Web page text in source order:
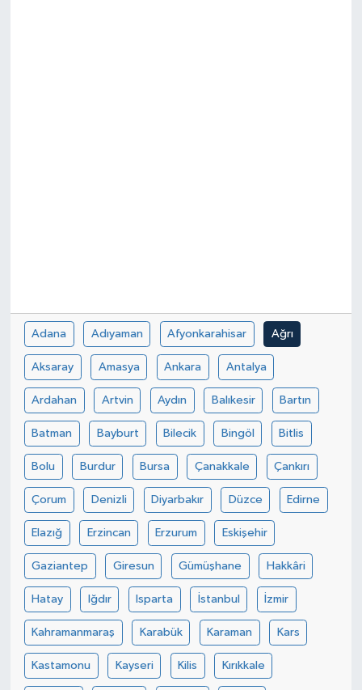
Adana Adıyaman Afyonkarahisar Ağrı
Aksaray Amasya Ankara Antalya
Ardahan Artvin Aydın Balıkesir Bartın
Batman Bayburt Bilecik Bingöl Bitlis
Bolu Burdur Bursa Çanakkale Çankırı
Çorum Denizli Diyarbakır Düzce Edirne
Elazığ Erzincan Erzurum Eskişehir
Gaziantep Giresun Gümüşhane Hakkâri
Hatay Iğdır Isparta İstanbul İzmir
Kahramanmaraş Karabük Karaman Kars
Kastamonu Kayseri Kilis Kırıkkale